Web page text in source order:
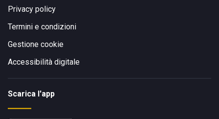
Privacy policy
Termini e condizioni
Gestione cookie
Accessibilità digitale
Scarica l'app